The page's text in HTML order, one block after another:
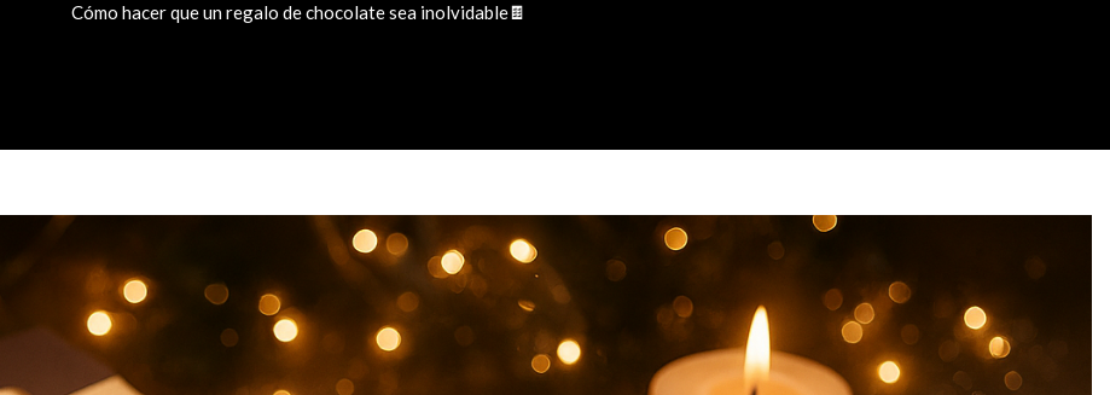
Cómo hacer que un regalo de chocolate sea inolvidable🍫